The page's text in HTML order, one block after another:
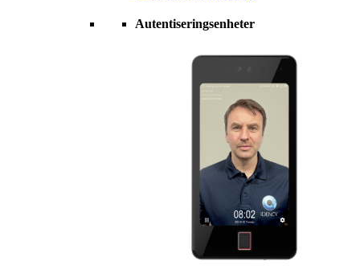
Autentiseringsenheter